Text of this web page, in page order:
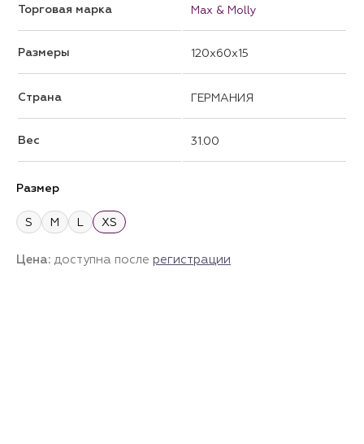
Торговая марка Max & Molly
Размеры 120x60x15
Страна ГЕРМАНИЯ
Вес 31.00
Размер
S M L XS
Цена: доступна после регистрации